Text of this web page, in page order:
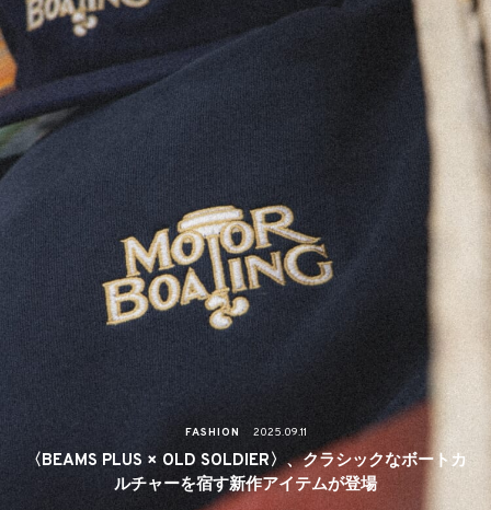
FASHION 2025.09.11
〈BEAMS PLUS × OLD SOLDIER〉、クラシックなボートカ
ルチャーを宿す新作アイテムが登場